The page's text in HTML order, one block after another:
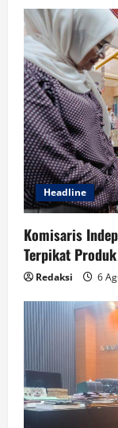
Headline
Komisaris
Terpikat
Redaksi 6